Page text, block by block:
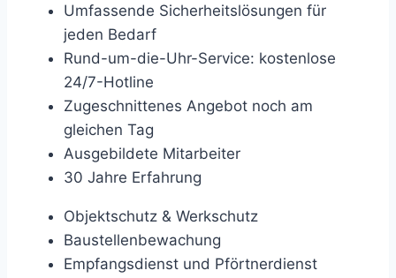
Umfassende Sicherheitslösungen für
jeden Bedarf
Rund-um-die-Uhr-Service: kostenlose
24/7-Hotline
Zugeschnittenes Angebot noch am
gleichen Tag
Ausgebildete Mitarbeiter
30 Jahre Erfahrung
Objektschutz & Werkschutz
Baustellenbewachung
Empfangsdienst und Pförtnerdienst